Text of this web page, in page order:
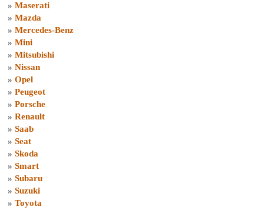
» Maserati
» Mazda
» Mercedes-Benz
» Mini
» Mitsubishi
» Nissan
» Opel
» Peugeot
» Porsche
» Renault
» Saab
» Seat
» Skoda
» Smart
» Subaru
» Suzuki
» Toyota